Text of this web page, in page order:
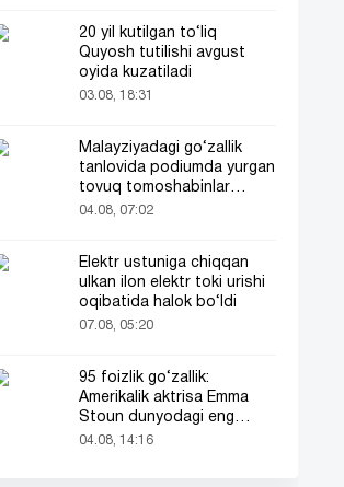
20 yil kutilgan to‘liq
Quyosh tutilishi avgust
oyida kuzatiladi
03.08, 18:31
Malayziyadagi go‘zallik
tanlovida podiumda yurgan
tovuq tomoshabinlar
e’tiborini tortdi
04.08, 07:02
Elektr ustuniga chiqqan
ulkan ilon elektr toki urishi
oqibatida halok bo‘ldi
07.08, 05:20
95 foizlik go‘zallik:
Amerikalik aktrisa Emma
Stoun dunyodagi eng
go‘zal ayol deb topildi!
04.08, 14:16